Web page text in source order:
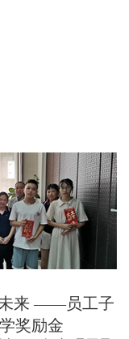
来 ——员工子
奖励金